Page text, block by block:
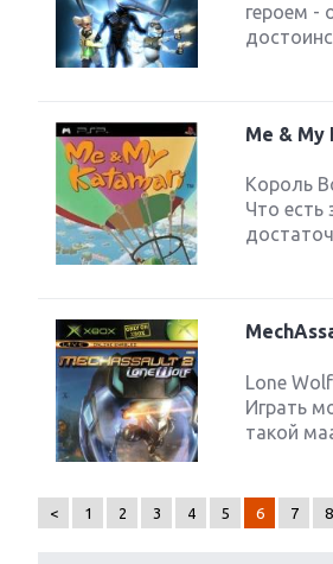
героем -
Me & My
Король
Что есть
Lone
Играть
такой
< 1 2 3 4 5 6 7 8